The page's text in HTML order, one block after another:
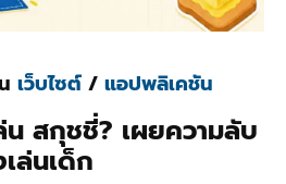
เว็บไซต์ / แอปพลิเคชัน
น สกุชชี่? เผยความลับ
ล่นเด็ก